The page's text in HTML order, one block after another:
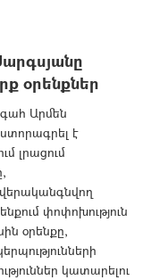
օրենքներ
Արմեն
է
լրացում
փոփոխություն
օրենքը,
կատարելու